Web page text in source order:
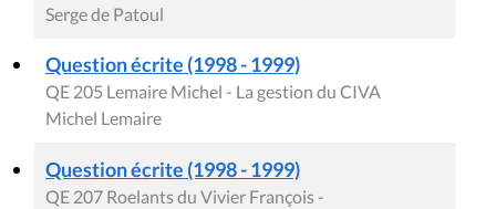
Serge de Patoul
Question écrite (1998 - 1999)
QE 205 Lemaire Michel - La gestion du CIVA
Michel Lemaire
Question écrite (1998 - 1999)
QE 207 Roelants du Vivier François -